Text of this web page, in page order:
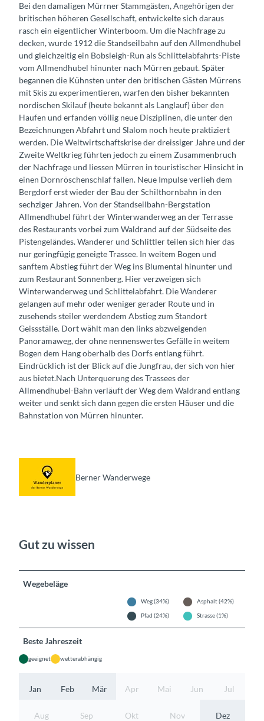
Bei den damaligen Mürrner Stammgästen, Angehörigen der
britischen höheren Gesellschaft, entwickelte sich daraus
rasch ein eigentlicher Winterboom. Um die Nachfrage zu
decken, wurde 1912 die Standseilbahn auf den Allmendhubel
und gleichzeitig ein Bobsleigh-Run als Schlittelabfahrts-Piste
vom Allmendhubel hinunter nach Mürren gebaut. Später
begannen die Kühnsten unter den britischen Gästen Mürrens
mit Skis zu experimentieren, warfen den bisher bekannten
nordischen Skilauf (heute bekannt als Langlauf) über den
Haufen und erfanden völlig neue Disziplinen, die unter den
Bezeichnungen Abfahrt und Slalom noch heute praktiziert
werden. Die Weltwirtschaftskrise der dreissiger Jahre und der
Zweite Weltkrieg führten jedoch zu einem Zusammenbruch
der Nachfrage und liessen Mürren in touristischer Hinsicht in
einen Dornröschenschlaf fallen. Neue Impulse verlieh dem
Bergdorf erst wieder der Bau der Schilthornbahn in den
sechziger Jahren. Von der Standseilbahn-Bergstation
Allmendhubel führt der Winterwanderweg an der Terrasse
des Restaurants vorbei zum Waldrand auf der Südseite des
Pistengeländes. Wanderer und Schlittler teilen sich hier das
nur geringfügig geneigte Trassee. In weitem Bogen und
sanftem Abstieg führt der Weg ins Blumental hinunter und
zum Restaurant Sonnenberg. Hier verzweigen sich
Winterwanderweg und Schlittelabfahrt. Die Wanderer
gelangen auf mehr oder weniger gerader Route und in
zusehends steiler werdendem Abstieg zum Standort
Geissställe. Dort wählt man den links abzweigenden
Panoramaweg, der ohne nennenswertes Gefälle in weitem
Bogen dem Hang oberhalb des Dorfs entlang führt.
Eindrücklich ist der Blick auf die Jungfrau, der sich von hier
aus bietet.Nach Unterquerung des Trassees der
Allmendhubel-Bahn verläuft der Weg dem Waldrand entlang
weiter und senkt sich dann gegen die ersten Häuser und die
Bahnstation von Mürren hinunter.
Berner Wanderwege
Gut zu wissen
Wegebeläge
Weg (34%)
Asphalt (42%)
Pfad (24%)
Strasse (1%)
Beste Jahreszeit
geeignet wetterabhängig
Jan Feb Mär Apr Mai Jun Jul
Aug Sep Okt Nov Dez